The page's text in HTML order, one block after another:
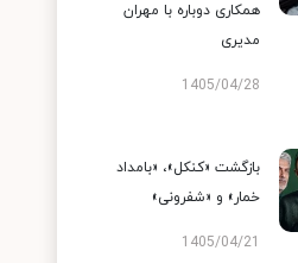
همکاری دوباره با مهران
مدیری
1405/04/28
بازگشت «کنکل»، «بامداد
خمار» و «شفرونی»
1405/04/21